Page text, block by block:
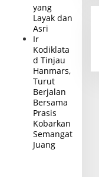
yang
Layak dan
Asri
Ir
Kodiklata
d Tinjau
Hanmars,
Turut
Berjalan
Bersama
Prasis
Kobarkan
Semangat
Juang